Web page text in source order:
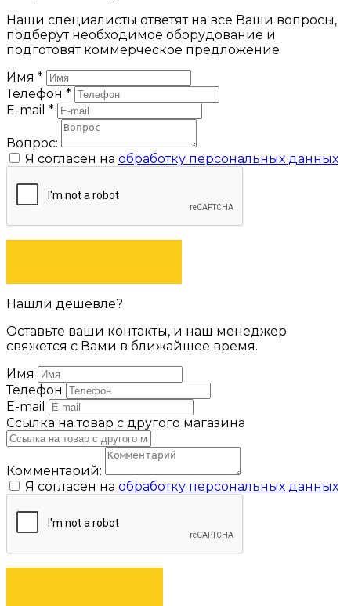
Наши специалисты ответят на все Ваши вопросы,
подберут необходимое оборудование и
подготовят коммерческое предложение
Имя *
Телефон *
E-mail *
Вопрос:
Я согласен на обработку персональных данных
Нашли дешевле?
Оставьте ваши контакты, и наш менеджер
свяжется с Вами в ближайшее время.
Имя
Телефон
E-mail
Ссылка на товар с другого магазина
Комментарий:
Я согласен на обработку персональных данных